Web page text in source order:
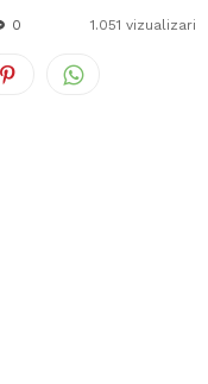
0 1.051 vizualizari